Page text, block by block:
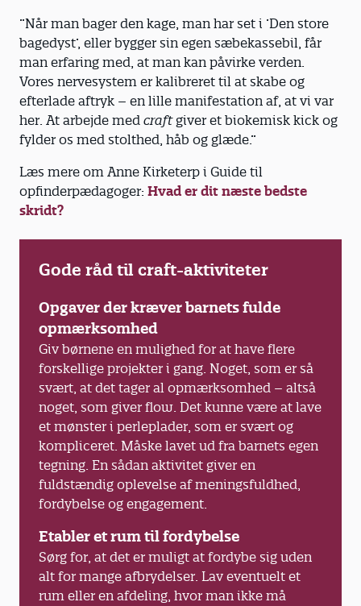
”Når man bager den kage, man har set i ’Den store
bagedyst’, eller bygger sin egen sæbekassebil, får
man erfaring med, at man kan påvirke verden.
Vores nervesystem er kalibreret til at skabe og
efterlade aftryk – en lille manifestation af, at vi var
her. At arbejde med craftgiver et biokemisk kick og
fylder os med stolthed, håb og glæde.”
Læs mere om Anne Kirketerp i Guide til
opfinderpædagoger: Hvad er dit næste bedste
skridt?
Gode råd til craft-aktiviteter
Opgaver der kræver barnets fulde
opmærksomhed
Giv børnene en mulighed for at have flere
forskellige projekter i gang. Noget, som er så
svært, at det tager al opmærksomhed – altså
noget, som giver flow. Det kunne være at lave
et mønster i perleplader, som er svært og
kompliceret. Måske lavet ud fra barnets egen
tegning. En sådan aktivitet giver en
fuldstændig oplevelse af meningsfuldhed,
fordybelse og engagement.
Etabler et rum til fordybelse
Sørg for, at det er muligt at fordybe sig uden
alt for mange afbrydelser. Lav eventuelt et
rum eller en afdeling, hvor man ikke må